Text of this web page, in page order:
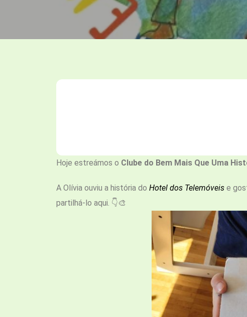
Hoje estreámos o Clube do Bem Mais Que Uma
A Olívia ouviu a história do Hotel dos Telemóveis e
partilhá-lo aqui. 👇🎨